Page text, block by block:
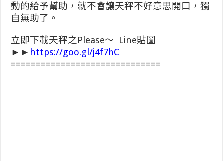
動的給予幫助，就不會讓天秤不好意思開口，獨
自無助了。
立即下載天秤之Please～ Line貼圖
►► https://goo.gl/j4f7hC
==============================